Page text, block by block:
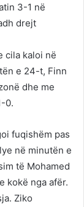
3-1 në
drejt
cila kaloi në
e 24-t, Finn
dhe me
0.
fuqishëm pas
në minutën e
të Mohamed
kokë nga afër.
Ziko